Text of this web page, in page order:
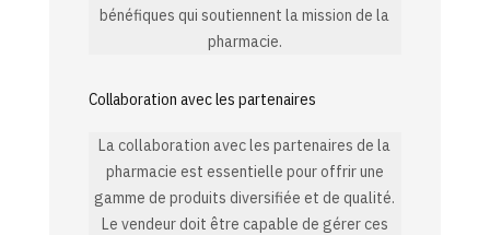
bénéfiques qui soutiennent la mission de la
pharmacie.
Collaboration avec les partenaires
La collaboration avec les partenaires de la
pharmacie est essentielle pour offrir une
gamme de produits diversifiée et de qualité.
Le vendeur doit être capable de gérer ces